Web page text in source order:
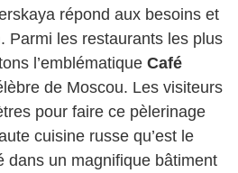
répond aux besoins et
Parmi les restaurants les plus
l’emblématiqueCafé
de Moscou. Les visiteurs
pour faire ce pèlerinage
cuisine russe qu’est le
dans un magnifique bâtiment